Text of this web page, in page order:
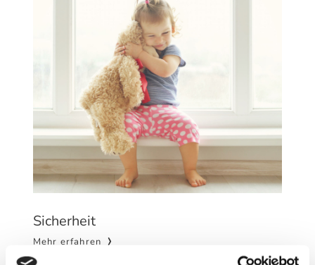
Sicherheit
Mehr erfahren